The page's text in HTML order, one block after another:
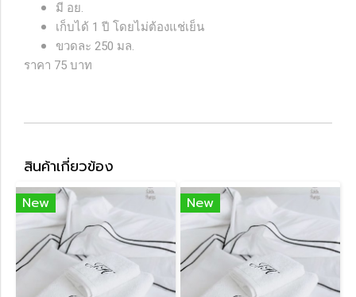
มี อย.
เก็บได้ 1 ปี โดยไม่ต้องแช่เย็น
ขวดละ 250 มล.
ราคา 75 บาท
สินค้าเกี่ยวข้อง
New New